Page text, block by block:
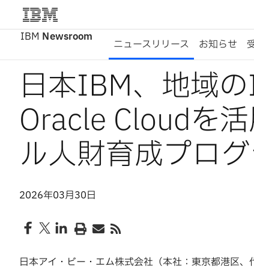
IBM Newsroom
ニュースリリース お知らせ
日本IBM、地域
Oracle Cloudを
ル人財育成プロ
2026年03月30日
日本アイ・ビー・エム株式会社（本社：東京都港区